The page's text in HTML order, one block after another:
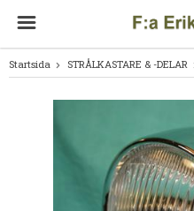
Startsida STRÅLKASTARE & -DELAR